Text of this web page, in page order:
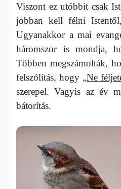
Viszont ez utóbbit csak
jobban kell félni
Ugyanakkor a mai
háromszor is mondja,
Többen megszámolták,
felszólítás, hogy „Ne
szerepel. Vagyis az év
bátorítás.